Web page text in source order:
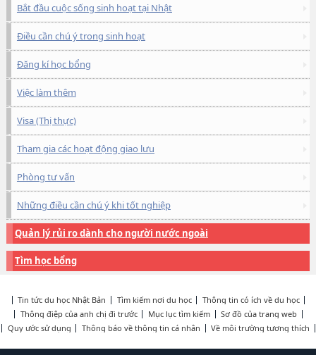
Bắt đầu cuộc sống sinh hoạt tại Nhật
Điều cần chú ý trong sinh hoạt
Đăng kí học bổng
Việc làm thêm
Visa (Thị thực)
Tham gia các hoạt động giao lưu
Phòng tư vấn
Những điều cần chú ý khi tốt nghiệp
Quản lý rủi ro dành cho người nước ngoài
Tìm học bổng
Tin tức du học Nhật Bản Tìm kiếm nơi du học
Thông tin có ích về du học
Thông điệp của anh chị đi trước
Mục lục tìm kiếm
Sơ đồ của trang web
Quy ước sử dụng
Thông báo về thông tin cá nhân Về môi trường tương thích